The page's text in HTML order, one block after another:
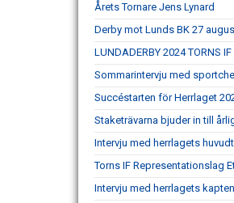
Årets Tornare Jens Lynard
Derby mot Lunds BK 27
LUNDADERBY 2024 TORNS
Sommarintervju med
Succéstarten för Herrlaget
Staketrävarna bjuder in till
Intervju med herrlagets
Torns IF Representationslag
Intervju med herrlagets